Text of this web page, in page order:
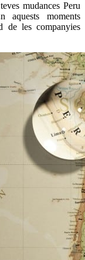
mudances Peru
aquests moments
de les companyies